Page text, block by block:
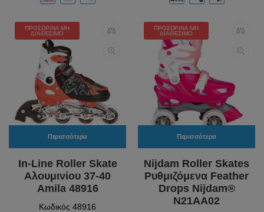
ΠΡΟΣΩΡΙΝΆ ΜΗ
ΔΙΑΘΈΣΙΜΟ
Περισσότερα
In-Line Roller Skate
Αλουμινίου 37-40
Amila 48916
Κωδικός 48916
ΠΡΟΣΩΡΙΝΆ ΜΗ
ΔΙΑΘΈΣΙΜΟ
Περισσότερα
Nijdam Roller Skates
Ρυθμιζόμενα Feather
Drops Nijdam®
N21AA02